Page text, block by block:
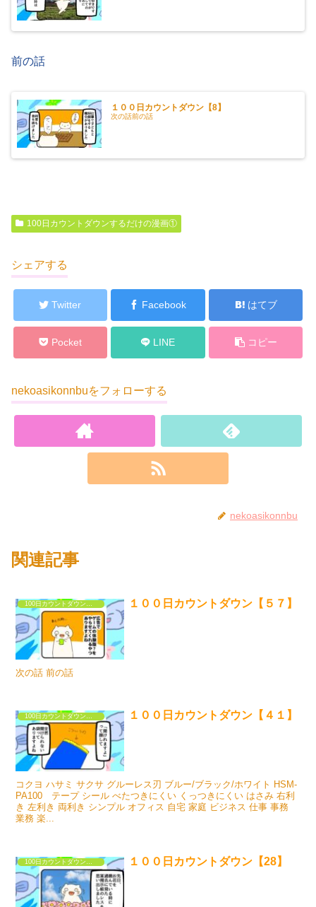
前の話
１００日カウントダウン【8】
次の話前の話
100日カウントダウンするだけの漫画①
シェアする
Twitter Facebook はてブ
Pocket LINE コピー
nekoasikonnbuをフォローする
nekoasikonnbu
関連記事
100日カウントダウンするだけの漫画① １００日カウントダウン【５７】
次の話 前の話
１００日カウントダウン【４１】
コクヨ ハサミ サクサ グルーレス刃 ブルー/ブラック/ホワイト HSM-
PA100 テープ シール べたつきにくい くっつきにくい はさみ 右利
き 左利き 両利き シンプル オフィス 自宅 家庭 ビジネス 仕事 事務
業務 楽...
100日カウントダウンするだけの漫画① １００日カウントダウン【28】